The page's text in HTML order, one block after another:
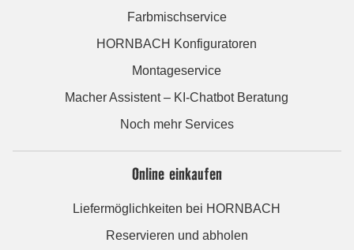
Farbmischservice
HORNBACH Konfiguratoren
Montageservice
Macher Assistent – KI-Chatbot Beratung
Noch mehr Services
Online einkaufen
Liefermöglichkeiten bei HORNBACH
Reservieren und abholen